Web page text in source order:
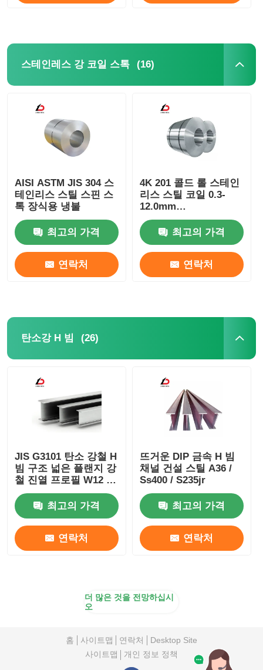
스테인레스 강 코일 스톡 (16)
AISI ASTM JIS 304 스
테인리스 스틸 스핀 스
톡 장식용 냉불
최고의 가격
연락처
4K 201 콜드 롤 스테인
리스 스틸 코일 0.3-
12.0mm
2b/Ba/No.1/No.4
최고의 가격
연락처
탄소강 H 빔 (26)
JIS G3101 탄소 강철 H
빔 구조 넓은 플랜지 강
철 진열 프로필 W12 X
65
최고의 가격
연락처
뜨거운 DIP 금속 H 빔
채널 건설 스틸 A36 /
Ss400 / S235jr
최고의 가격
연락처
더 많은 것을 전망하십시
오
홈 사이트맵 연락처
Desktop Site
사이트맵
개인 정보 정책